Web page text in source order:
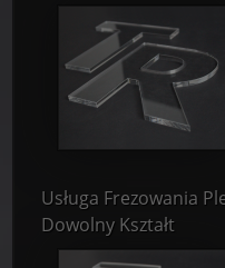
Usługa Frezowania
Dowolny Kształt